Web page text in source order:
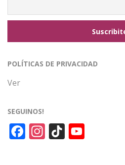
POLÍTICAS DE PRIVACIDAD
Ver
SEGUINOS!
Facebook
Instagram
TikTok